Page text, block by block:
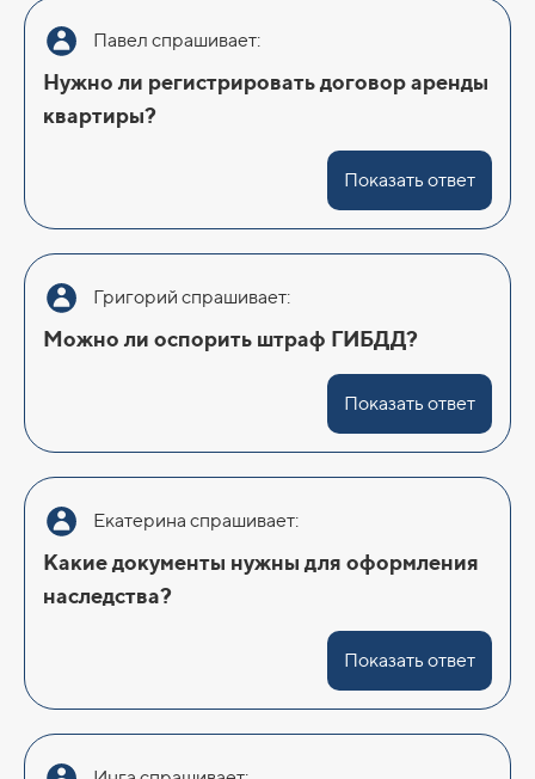
Павел спрашивает:
Нужно ли регистрировать договор аренды
квартиры?
Показать ответ
Григорий спрашивает:
Можно ли оспорить штраф ГИБДД?
Показать ответ
Екатерина спрашивает:
Какие документы нужны для оформления
наследства?
Показать ответ